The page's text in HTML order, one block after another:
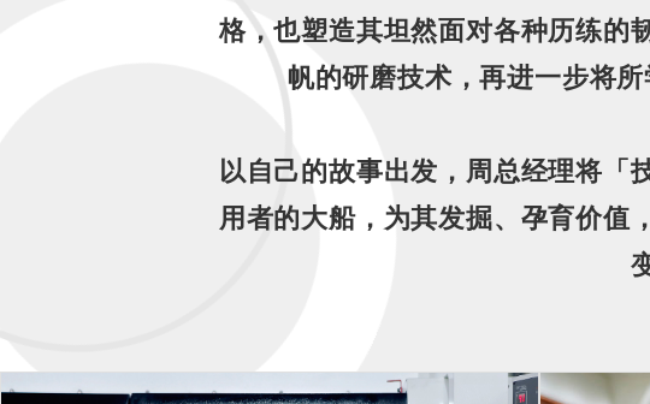
格，也塑造其坦然面对各种历练的
帆的研磨技术，再进一步将
以自己的故事出发，周总经理将「
用者的大船，为其发掘、孕育价值